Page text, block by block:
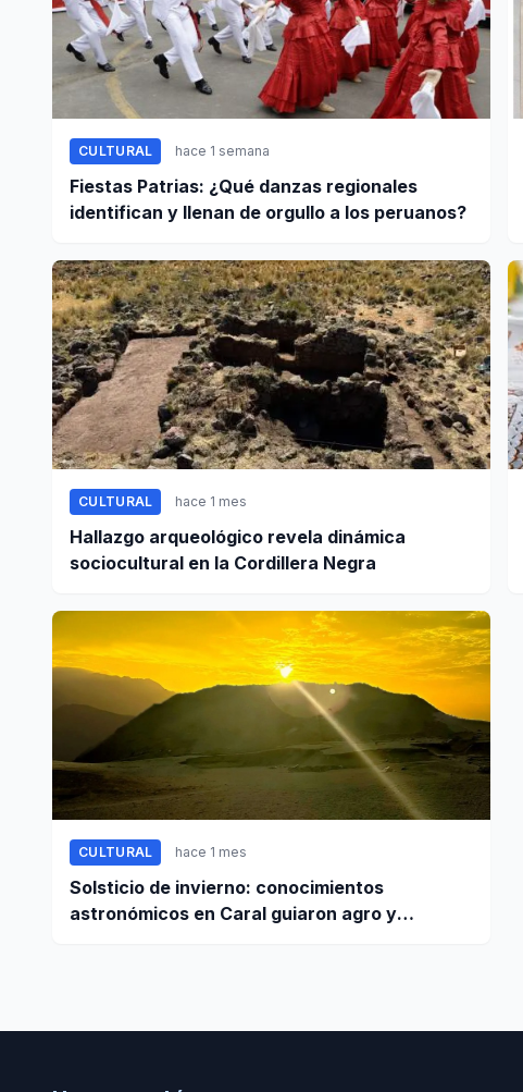
CULTURAL hace 1 semana
Fiestas Patrias: ¿Qué danzas regionales
identifican y llenan de orgullo a los peruanos?
CULTURAL hace 1 mes
Hallazgo arqueológico revela dinámica
sociocultural en la Cordillera Negra
CULTURAL hace 1 mes
Solsticio de invierno: conocimientos
astronómicos en Caral guiaron agro y